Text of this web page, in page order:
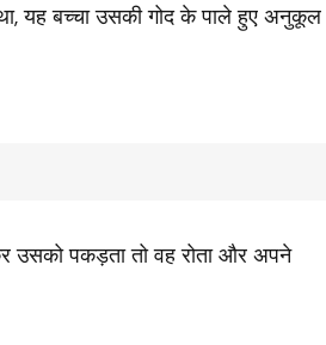
यह बच्‍चा उसकी गोद के पाले हुए अनुकूल
उसको पकड़ता तो वह रोता और अपने